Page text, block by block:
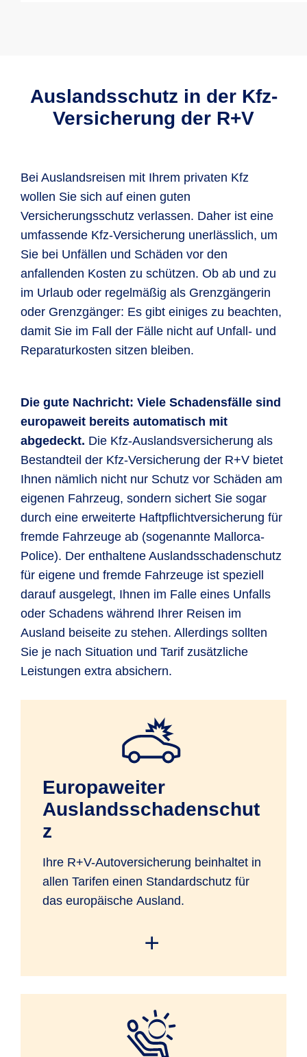
Auslandsschutz in der Kfz-
Versicherung der R+V
Bei Auslandsreisen mit Ihrem privaten Kfz
wollen Sie sich auf einen guten
Versicherungsschutz verlassen. Daher ist eine
umfassende Kfz-Versicherung unerlässlich, um
Sie bei Unfällen und Schäden vor den
anfallenden Kosten zu schützen. Ob ab und zu
im Urlaub oder regelmäßig als Grenzgängerin
oder Grenzgänger: Es gibt einiges zu beachten,
damit Sie im Fall der Fälle nicht auf Unfall- und
Reparaturkosten sitzen bleiben.
Die gute Nachricht: Viele Schadensfälle sind
europaweit bereits automatisch mit
abgedeckt. Die Kfz-Auslandsversicherung als
Bestandteil der Kfz-Versicherung der R+V bietet
Ihnen nämlich nicht nur Schutz vor Schäden am
eigenen Fahrzeug, sondern sichert Sie sogar
durch eine erweiterte Haftpflichtversicherung für
fremde Fahrzeuge ab (sogenannte Mallorca-
Police). Der enthaltene Auslandsschadenschutz
für eigene und fremde Fahrzeuge ist speziell
darauf ausgelegt, Ihnen im Falle eines Unfalls
oder Schadens während Ihrer Reisen im
Ausland beiseite zu stehen. Allerdings sollten
Sie je nach Situation und Tarif zusätzliche
Leistungen extra absichern.
Europaweiter
Auslandsschadenschut
z
Ihre R+V-Autoversicherung beinhaltet in
allen Tarifen einen Standardschutz für
das europäische Ausland.
Sie haben mit Ihrem versicherten Kfz
Versicherungsschutz in den
geographischen Grenzen Europas sowie